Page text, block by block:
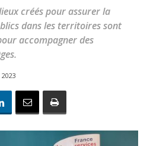
créés pour assurer la
dans les territoires sont
accompagner des